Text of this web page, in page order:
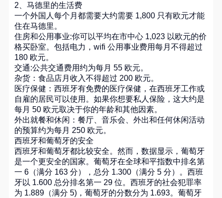
2、马德里的生活费
一个外国人每个月都需要大约需要 1,800 只有欧元才能
住在马德里。
住房和公用事业:你可以平均在市中心 1,023 以欧元的价
格买卧室。包括电力，wifi 公用事业费用每月不得超过
180 欧元。
交通:公共交通费用约为每月 55 欧元。
杂货：食品店月收入不得超过 200 欧元。
医疗保健：西班牙有免费的医疗保健，在西班牙工作或
自雇的居民可以使用。如果你想要私人保险，这大约是
每月 50 欧元取决于你的年龄和其他因素。
外出就餐和休闲：餐厅、音乐会、外出和任何休闲活动
的预算约为每月 250 欧元。
西班牙和葡萄牙的安全
西班牙和葡萄牙都比较安全。然而，数据显示，葡萄牙
是一个更安全的国家。葡萄牙在全球和平指数中排名第
一 6（满分 163 分），总分 1.300（满分 5 分）。西班
牙以 1.600 总分排名第一 29 位。西班牙的社会犯罪率
为 1.889（满分 5)，葡萄牙的分数分为 1.693。葡萄牙